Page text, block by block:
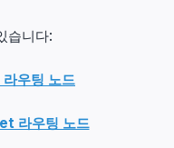
습니다:
우팅 노드
라우팅 노드